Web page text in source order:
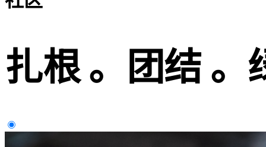
扎根 。团结 。